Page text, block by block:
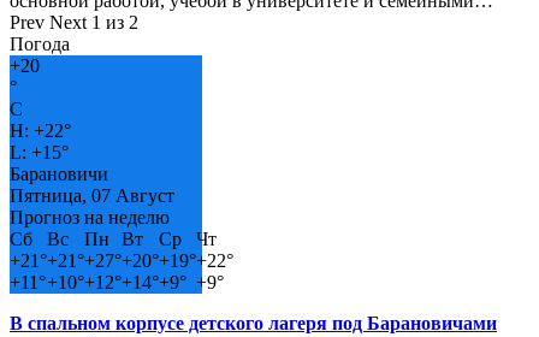
Prev Next 1 из 2
Погода
+20
°
C
H: +22°
L: +15°
Барановичи
Пятница, 07 Август
Прогноз на неделю
Сб
Вс Пн Вт Ср
Чт
+21°+21°+27°+20°+19°+22°
+11°+10°+12°+14°+9° +9°
В спальном корпусе детского лагеря под Барановичами